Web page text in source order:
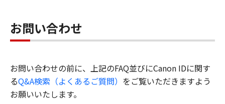
お問い合わせ
お問い合わせの前に、上記のFAQ並びにCanon IDに関す
るQ&A検索（よくあるご質問） をご覧いただきますよう
お願いいたします。